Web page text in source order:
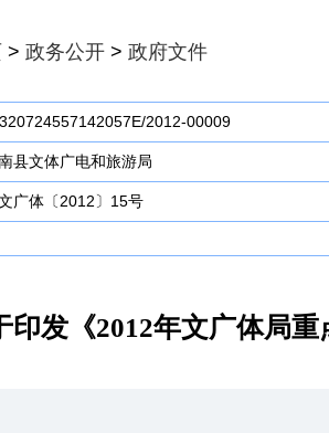
> 政务公开 > 政府文件
2012-00009
县文体广电和旅游局
广体〔2012〕15号
印发《2012年文广体局